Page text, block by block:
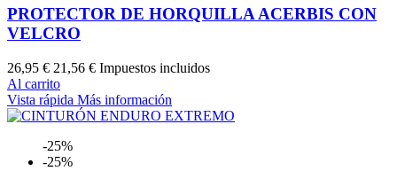
AZUL
ROJO
NEGRO
NARANJA
VERDE
AMARILLO
PROTECTOR DE HORQUILLA ACERBIS CON
VELCRO
26,95 € 21,56 € Impuestos incluidos
Al carrito
Vista rápida Más información
-25%
-25%